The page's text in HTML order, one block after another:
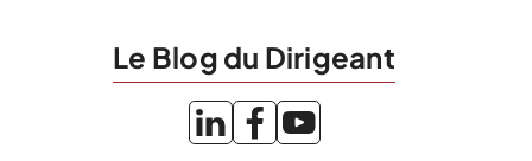
Le Blog du Dirigeant